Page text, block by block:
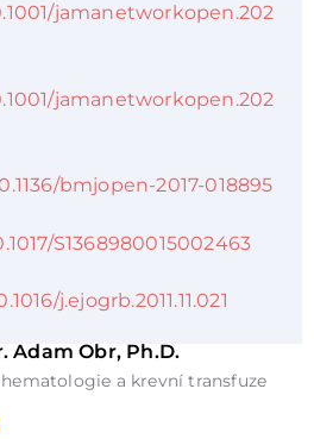
jamanetworkopen.202
jamanetworkopen.202
bmjopen-2017-018895
S1368980015002463
j.ejogrb.2011.11.021
Adam Obr, Ph.D.
a krevní transfuze